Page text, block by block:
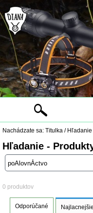
Nachádzate sa: Titulka /
Hľadanie -
0 produktov
Odporúčané Najlacnejšie